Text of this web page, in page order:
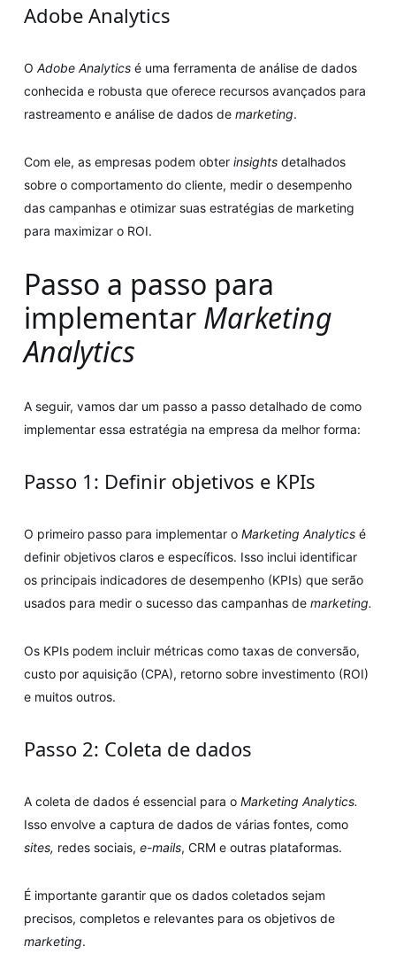
Adobe Analytics
O Adobe Analyticsé uma ferramenta de análise de dados
conhecida e robusta que oferece recursos avançados para
rastreamento e análise de dados de marketing.
Com ele, as empresas podem obter insights detalhados
sobre o comportamento do cliente, medir o desempenho
das campanhas e otimizar suas estratégias de marketing
para maximizar o ROI.
Passo a passo para
implementar Marketing
Analytics
A seguir, vamos dar um passo a passo detalhado de como
implementar essa estratégia na empresa da melhor forma:
Passo 1: Definir objetivos e KPIs
O primeiro passo para implementar o Marketing Analytics é
definir objetivos claros e específicos. Isso inclui identificar
os principais indicadores de desempenho (KPIs) que serão
usados para medir o sucesso das campanhas de marketing.
Os KPIs podem incluir métricas como taxas de conversão,
custo por aquisição (CPA), retorno sobre investimento (ROI)
e muitos outros.
Passo 2: Coleta de dados
A coleta de dados é essencial para oMarketing Analytics.
Isso envolve a captura de dados de várias fontes, como
sites, redes sociais, e-mails, CRM e outras plataformas.
É importante garantir que os dados coletados sejam
precisos, completos e relevantes para os objetivos de
marketing.